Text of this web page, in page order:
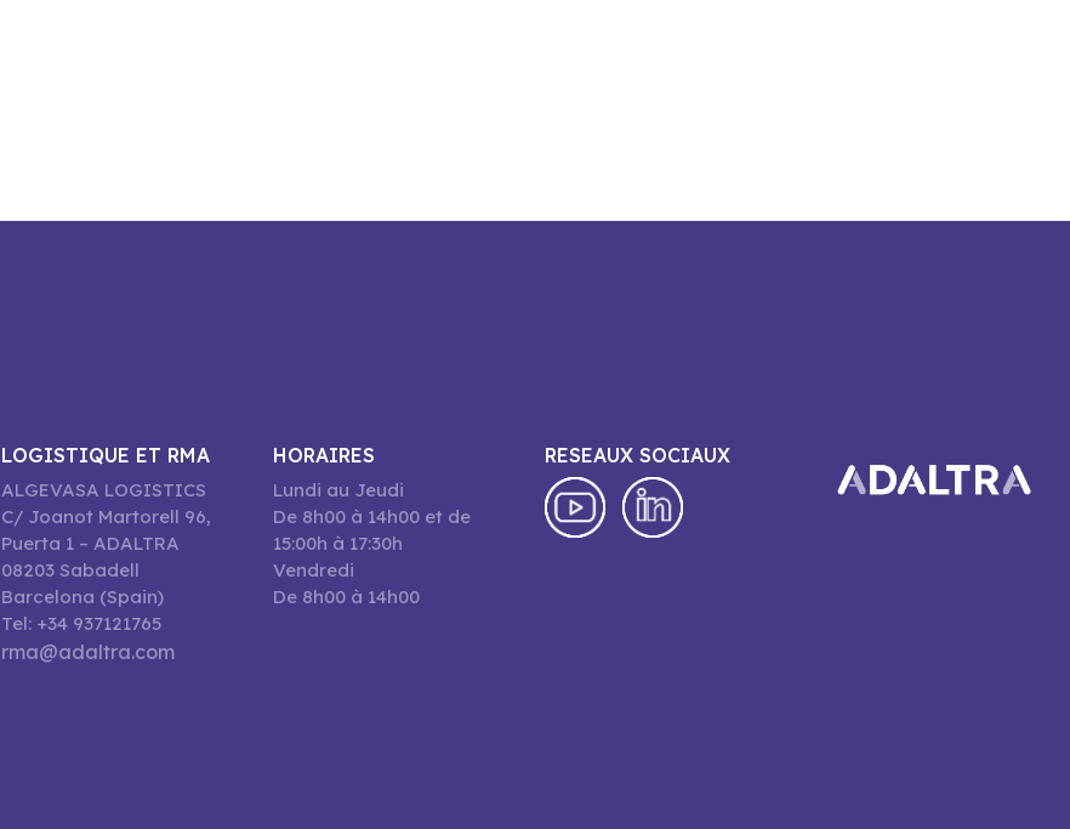
LOGISTIQUE ET RMA
ALGEVASA LOGISTICS
C/ Joanot Martorell 96,
Puerta 1 – ADALTRA
08203 Sabadell
Barcelona (Spain)
Tel: +34 937121765
rma@adaltra.com
HORAIRES
Lundi au Jeudi
De 8h00 à 14h00 et de
15:00h à 17:30h
Vendredi
De 8h00 à 14h00
RESEAUX SOCIAUX